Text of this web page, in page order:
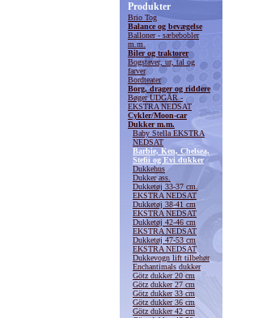
Produkter
Brio Tog
Balance og bevægelse
Balloner - sæbebobler
m.m.
Biler og traktorer
Bogstaver, ur, tal og
farver
Bordteater
Borg, drager og riddere
Bøger UDGÅR -
EKSTRA NEDSAT
Cykler/Moon-car
Dukker m.m.
Baby Stella EKSTRA
NEDSAT
Barbie, Ken, Chelsea,
Stefii og Evi dukker
Dukkehus
Dukker ass.
Dukketøj 33-37 cm.
EKSTRA NEDSAT
Dukketøj 38-41 cm
EKSTRA NEDSAT
Dukketøj 42-46 cm
EKSTRA NEDSAT
Dukketøj 47-53 cm
EKSTRA NEDSAT
Dukkevogn lift tilbehør
Enchantimals dukker
Götz dukker 20 cm
Götz dukker 27 cm
Götz dukker 33 cm
Götz dukker 36 cm
Götz dukker 42 cm